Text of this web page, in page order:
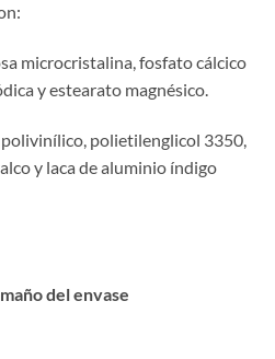
microcristalina, fosfato cálcico
y estearato magnésico.
polietilenglicol 3350,
y laca de aluminio índigo
del envase